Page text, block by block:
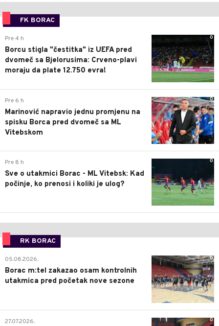
FK BORAC
0
Pre 4 h
Borcu stigla "čestitka" iz UEFA pred
dvomeč sa Bjelorusima: Crveno-plavi
moraju da plate 12.750 evra!
0
Pre 6 h
Marinović napravio jednu promjenu na
spisku Borca pred dvomeč sa ML
Vitebskom
0
Pre 8 h
Sve o utakmici Borac - ML Vitebsk: Kad
počinje, ko prenosi i koliki je ulog?
RK BORAC
0
05.08.2026.
Borac m:tel zakazao osam kontrolnih
utakmica pred početak nove sezone
0
27.07.2026.